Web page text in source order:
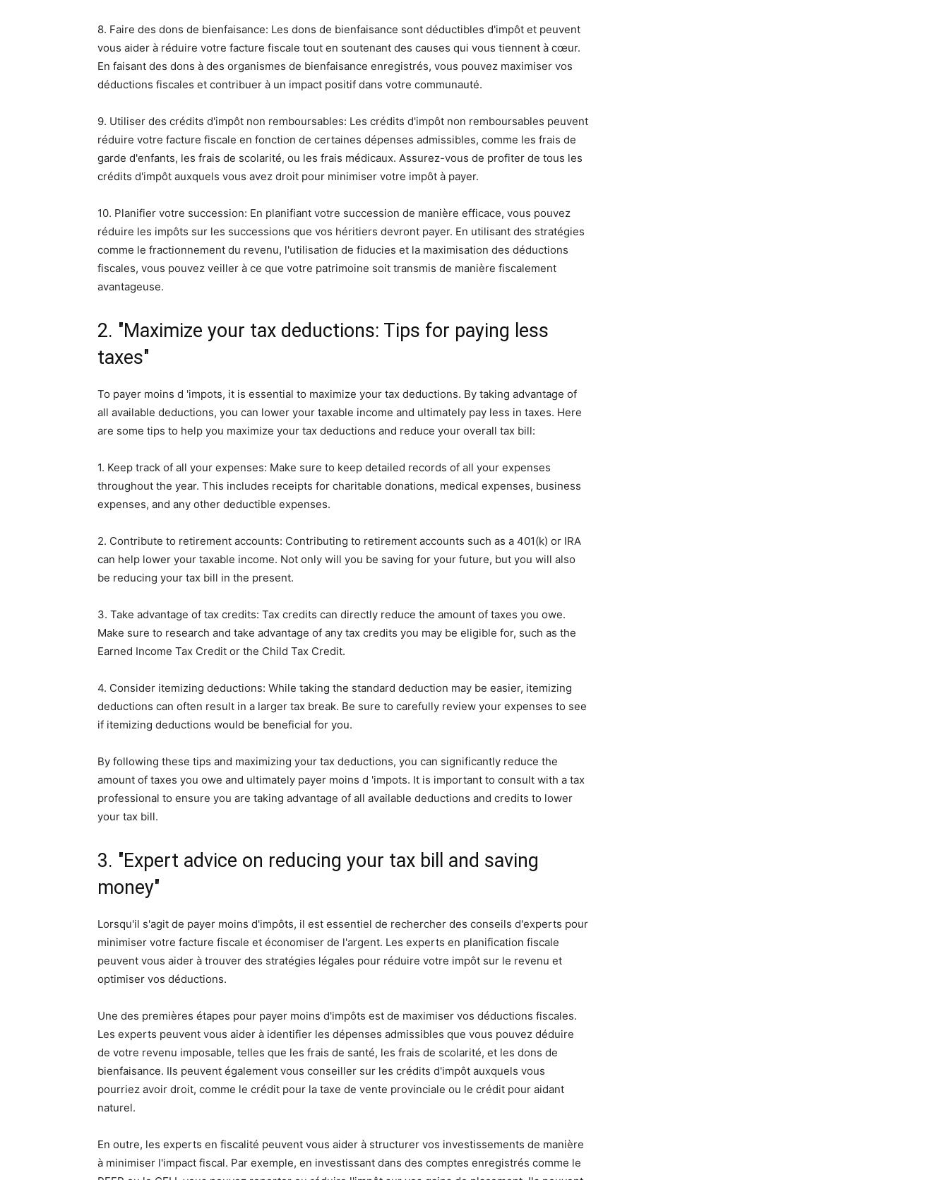
8. Faire des dons de bienfaisance: Les dons de bienfaisance sont déductibles d'impôt et peuvent
vous aider à réduire votre facture fiscale tout en soutenant des causes qui vous tiennent à cœur.
En faisant des dons à des organismes de bienfaisance enregistrés, vous pouvez maximiser vos
déductions fiscales et contribuer à un impact positif dans votre communauté.
9. Utiliser des crédits d'impôt non remboursables: Les crédits d'impôt non remboursables peuvent
réduire votre facture fiscale en fonction de certaines dépenses admissibles, comme les frais de
garde d'enfants, les frais de scolarité, ou les frais médicaux. Assurez-vous de profiter de tous les
crédits d'impôt auxquels vous avez droit pour minimiser votre impôt à payer.
10. Planifier votre succession: En planifiant votre succession de manière efficace, vous pouvez
réduire les impôts sur les successions que vos héritiers devront payer. En utilisant des stratégies
comme le fractionnement du revenu, l'utilisation de fiducies et la maximisation des déductions
fiscales, vous pouvez veiller à ce que votre patrimoine soit transmis de manière fiscalement
avantageuse.
2. "Maximize your tax deductions: Tips for paying less
taxes"
To payer moins d 'impots, it is essential to maximize your tax deductions. By taking advantage of
all available deductions, you can lower your taxable income and ultimately pay less in taxes. Here
are some tips to help you maximize your tax deductions and reduce your overall tax bill:
1. Keep track of all your expenses: Make sure to keep detailed records of all your expenses
throughout the year. This includes receipts for charitable donations, medical expenses, business
expenses, and any other deductible expenses.
2. Contribute to retirement accounts: Contributing to retirement accounts such as a 401(k) or IRA
can help lower your taxable income. Not only will you be saving for your future, but you will also
be reducing your tax bill in the present.
3. Take advantage of tax credits: Tax credits can directly reduce the amount of taxes you owe.
Make sure to research and take advantage of any tax credits you may be eligible for, such as the
Earned Income Tax Credit or the Child Tax Credit.
4. Consider itemizing deductions: While taking the standard deduction may be easier, itemizing
deductions can often result in a larger tax break. Be sure to carefully review your expenses to see
if itemizing deductions would be beneficial for you.
By following these tips and maximizing your tax deductions, you can significantly reduce the
amount of taxes you owe and ultimately payer moins d 'impots. It is important to consult with a tax
professional to ensure you are taking advantage of all available deductions and credits to lower
your tax bill.
3. "Expert advice on reducing your tax bill and saving
money"
Lorsqu'il s'agit de payer moins d'impôts, il est essentiel de rechercher des conseils d'experts pour
minimiser votre facture fiscale et économiser de l'argent. Les experts en planification fiscale
peuvent vous aider à trouver des stratégies légales pour réduire votre impôt sur le revenu et
optimiser vos déductions.
Une des premières étapes pour payer moins d'impôts est de maximiser vos déductions fiscales.
Les experts peuvent vous aider à identifier les dépenses admissibles que vous pouvez déduire
de votre revenu imposable, telles que les frais de santé, les frais de scolarité, et les dons de
bienfaisance. Ils peuvent également vous conseiller sur les crédits d'impôt auxquels vous
pourriez avoir droit, comme le crédit pour la taxe de vente provinciale ou le crédit pour aidant
naturel.
En outre, les experts en fiscalité peuvent vous aider à structurer vos investissements de manière
à minimiser l'impact fiscal. Par exemple, en investissant dans des comptes enregistrés comme le